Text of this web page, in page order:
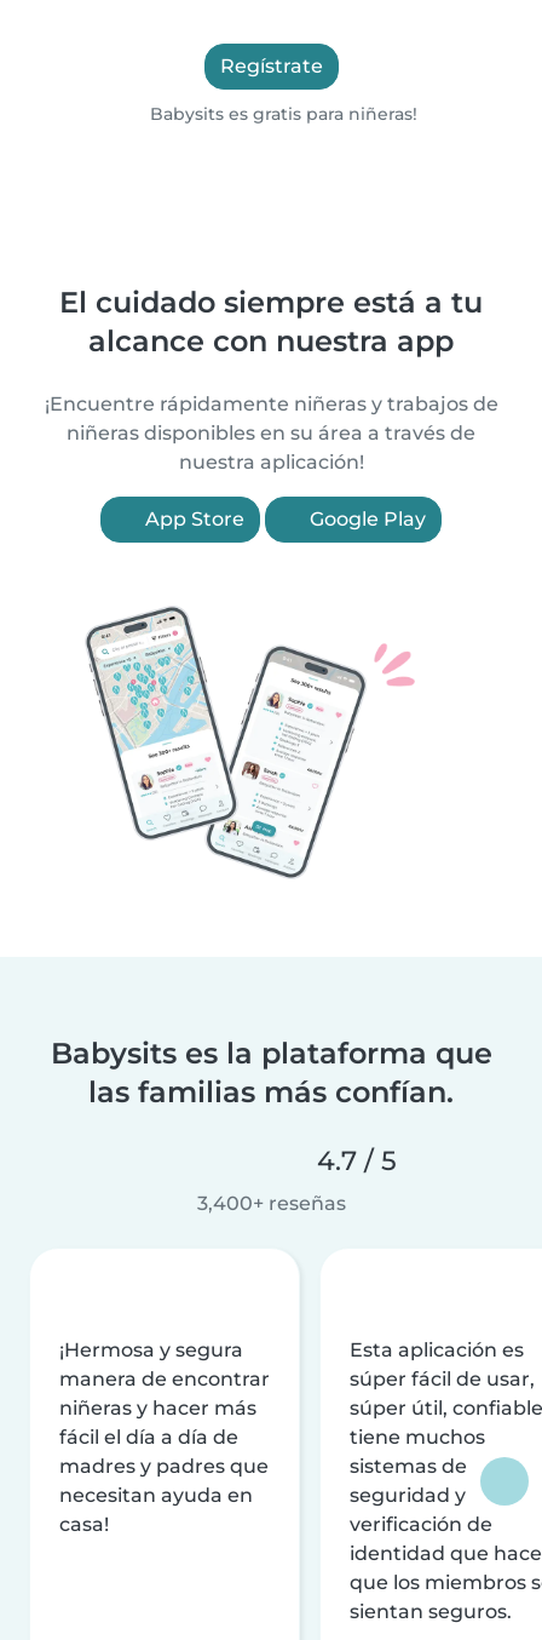
Regístrate
Babysits es gratis para niñeras!
El cuidado siempre está a tu
alcance con nuestra app
¡Encuentre rápidamente niñeras y trabajos de
niñeras disponibles en su área a través de
nuestra aplicación!
App Store Google Play
Babysits es la plataforma que
las familias más confían.
4.7 / 5
3,400+ reseñas
¡Hermosa y segura
manera de encontrar
niñeras y hacer más
fácil el día a día de
madres y padres que
necesitan ayuda en
casa!
Esta aplicación es
súper fácil de usar,
súper útil,
tiene muchos
sistemas de
seguridad y
verificación de
identidad que
que los miembros
sientan seguros.